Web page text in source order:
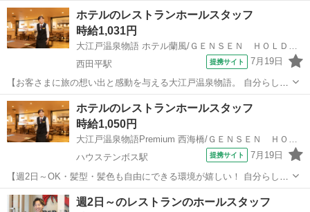
ホテルのレストランホールスタッフ
時給1,031円
西田平駅
提携サイト 7月19日
【お客さまに旅の想い出と感動を与える大江戸温泉物語。 自分らし
く、ライフスタイルに合わせた働き方ができます！】 お料理の配膳や
食器のセッティングといったオープン準備から お客様のお席へのご案
内、後片付けなどをお任せします。...
長崎 平戸市 ホールスタッフ
ホテルのレストランホールスタッフ
時給1,050円
大江戸温泉物語Premium 西海橋/ＧＥＮＳＥＮ ＨＯＬＤＩＮＧＳ株式会社
ハウステンボス駅
提携サイト 7月19日
【週2日～OK・髪型・髪色も自由にできる環境が嬉しい！ 自分らし
く、ライフスタイルに合わせた働き方ができます！】 お料理の配膳や
食器のセッティングといったオープン準備から お客様のお席へのご案
長崎 佐世保市 ハウステンボス駅 ホールスタッフ
週2日～のレストランのホールスタッフ